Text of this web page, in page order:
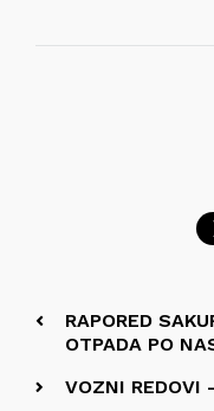
RAPORED
OTPADA PO
VOZNI REDOVI